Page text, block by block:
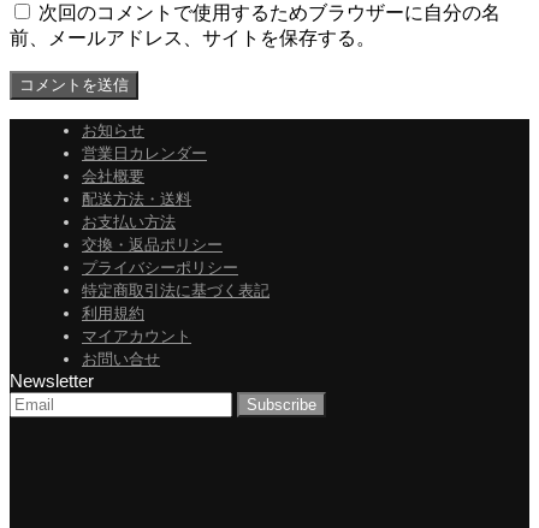
次回のコメントで使用するためブラウザーに自分の名
前、メールアドレス、サイトを保存する。
お知らせ
営業日カレンダー
会社概要
配送方法・送料
お支払い方法
交換・返品ポリシー
プライバシーポリシー
特定商取引法に基づく表記
利用規約
マイアカウント
お問い合せ
Newsletter